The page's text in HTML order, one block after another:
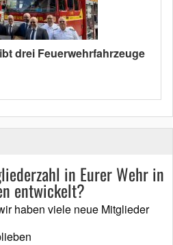
drei Feuerwehrfahrzeuge
in Eurer Wehr in
entwickelt?
haben viele neue Mitglieder